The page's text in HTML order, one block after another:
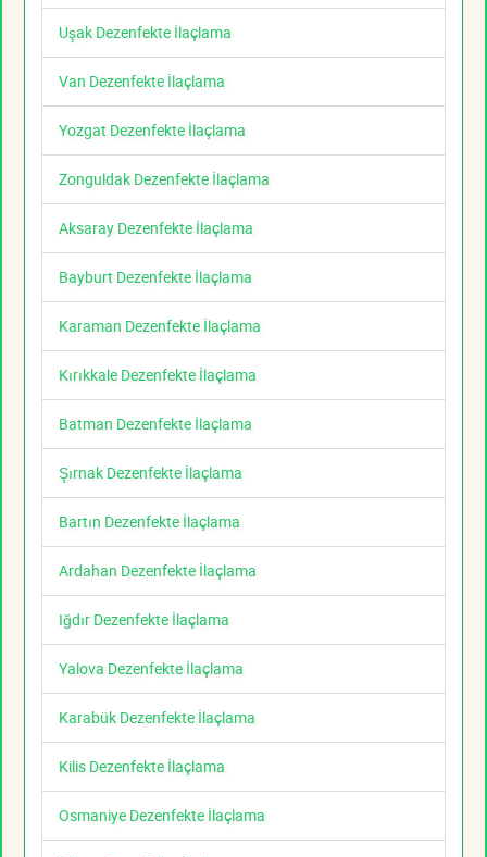
Uşak Dezenfekte İlaçlama
Van Dezenfekte İlaçlama
Yozgat Dezenfekte İlaçlama
Zonguldak Dezenfekte İlaçlama
Aksaray Dezenfekte İlaçlama
Bayburt Dezenfekte İlaçlama
Karaman Dezenfekte İlaçlama
Kırıkkale Dezenfekte İlaçlama
Batman Dezenfekte İlaçlama
Şırnak Dezenfekte İlaçlama
Bartın Dezenfekte İlaçlama
Ardahan Dezenfekte İlaçlama
Iğdır Dezenfekte İlaçlama
Yalova Dezenfekte İlaçlama
Karabük Dezenfekte İlaçlama
Kilis Dezenfekte İlaçlama
Osmaniye Dezenfekte İlaçlama